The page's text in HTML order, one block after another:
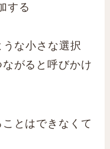
する
な小さな選択
がると呼びかけ
とはできなくて